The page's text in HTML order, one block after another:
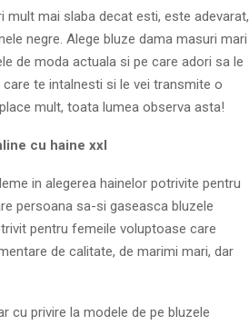
mai slaba decat esti, este adevarat,
negre. Alege bluze dama masuri mari
de moda actuala si pe care adori sa le
te intalnesti si le vei transmite o
mult, toata lumea observa asta!
cu haine xxl
in alegerea hainelor potrivite pentru
persoana sa-si gaseasca bluzele
pentru femeile voluptoase care
de calitate, de marimi mari, dar
cu privire la modele de pe bluzele